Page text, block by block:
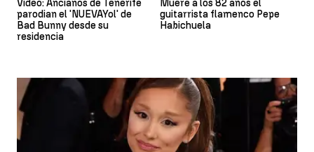
Vídeo: Ancianos de Tenerife
parodian el 'NUEVAYol' de
Bad Bunny desde su
residencia
Muere a los 82 años el
guitarrista flamenco Pepe
Habichuela